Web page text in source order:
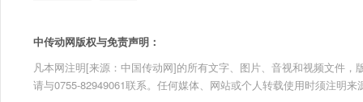
中传动网版权与免责声明：
凡本网注明[来源：中国传动网]的所有文字、图片、音视和视频文件
请与0755-82949061联系。任何媒体、网站或个人转载使用时须注明